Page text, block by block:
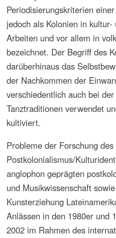
Die in einem Kolonisationsgebiet
in Südamerika behandelten Probleme
Überlegungen sollten in Deutschland im
theoretischen Diskussionen, die andere
Gedankenaustausch und zur Entwicklung
beitragen.
Die Überlegungen, die von den
Lateinamerikas ausgegangen sind,
der Seminarteilnehmer bringen, dass
identifikatorischer Art, bei denen Musik
wichtige Rolle spielen, nach einer
Begriffes in der Musikforschung rufen.
belegt, kann ein Identitätsdiskurs mit
zusammenhängen, die mit als überholt
völkischen und nationalistischen
zusammenhängen. Auch eine
bemüht, globale Zusammenhänge zu
oder eine Musikethnologie, die
fokussiert, müssen auf die politischen
Ethnopluralismus achten.